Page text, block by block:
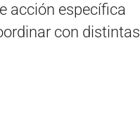
acción específica
con distintas